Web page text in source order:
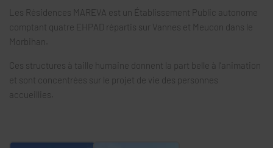
Les Résidences MAREVA est un Établissement Public autonome
comptant quatre EHPAD répartis sur Vannes et Meucon dans le
Morbihan.
Ces structures à taille humaine donnent la part belle à l’animation
et sont concentrées sur le projet de vie des personnes
accueillies.